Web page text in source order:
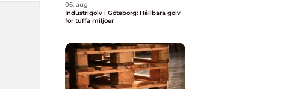
06. aug
Industrigolv i Göteborg: Hållbara golv
för tuffa miljöer